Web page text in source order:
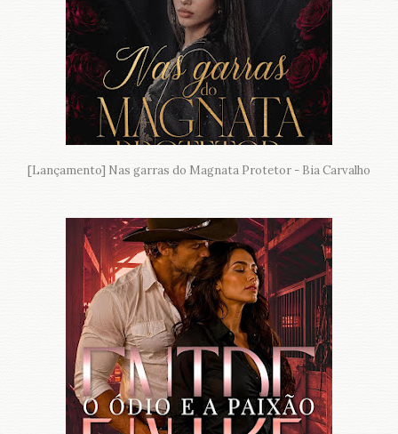
[Lançamento] Nas garras do Magnata Protetor - Bia Carvalho